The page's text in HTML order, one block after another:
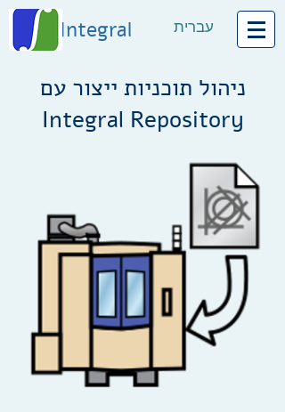
Integral עברית
ניהול תוכניות ייצור עם
Integral Repository